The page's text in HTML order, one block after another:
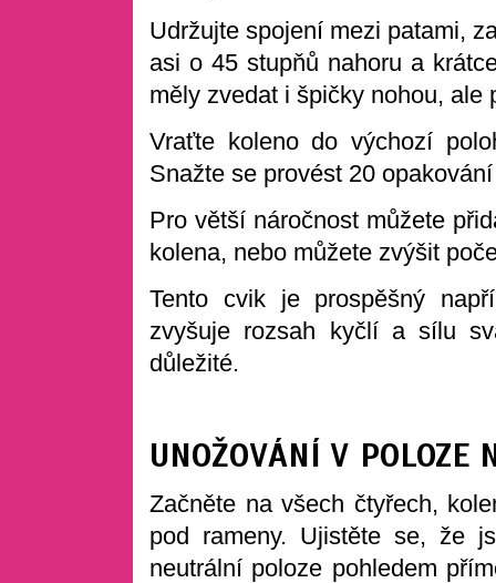
Udržujte spojení mezi patami,
asi o 45 stupňů nahoru a
měly zvedat i špičky nohou, ale
Vraťte koleno do výchozí
Snažte se provést 20
Pro větší náročnost můžete
kolena, nebo můžete zvýšit
Tento cvik je prospěšný
zvyšuje rozsah kyčlí a sílu
důležité.
UNOŽOVÁNÍ V POLOZE
Začněte na všech čtyřech,
pod rameny. Ujistěte se, že
neutrální poloze pohledem